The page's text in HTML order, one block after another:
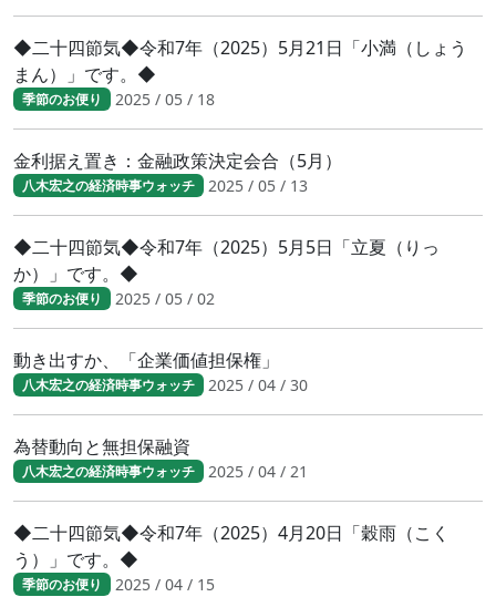
◆二十四節気◆令和7年（2025）5月21日「小満（しょう
まん）」です。◆
季節のお便り 2025 / 05 / 18
金利据え置き：金融政策決定会合（5月）
八木宏之の経済時事ウォッチ 2025 / 05 / 13
◆二十四節気◆令和7年（2025）5月5日「立夏（りっ
か）」です。◆
季節のお便り 2025 / 05 / 02
動き出すか、「企業価値担保権」
八木宏之の経済時事ウォッチ 2025 / 04 / 30
為替動向と無担保融資
八木宏之の経済時事ウォッチ 2025 / 04 / 21
◆二十四節気◆令和7年（2025）4月20日「穀雨（こく
う）」です。◆
季節のお便り 2025 / 04 / 15